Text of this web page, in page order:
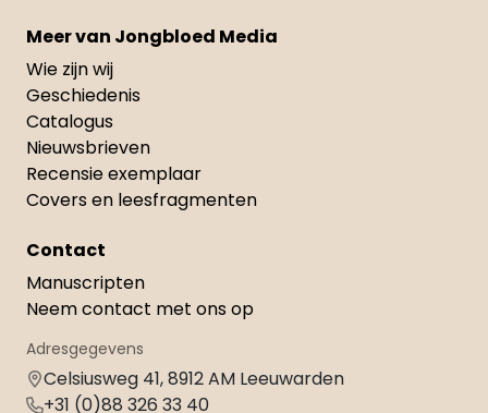
Meer van Jongbloed Media
Wie zijn wij
Geschiedenis
Catalogus
Nieuwsbrieven
Recensie exemplaar
Covers en leesfragmenten
Contact
Manuscripten
Neem contact met ons op
Adresgegevens
Celsiusweg 41, 8912 AM Leeuwarden
+31 (0)88 326 33 40